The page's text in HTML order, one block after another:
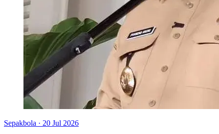
Sepakbola · 20 Jul 2026